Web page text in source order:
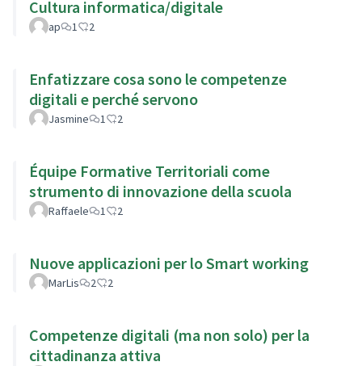
Cultura informatica/digitale
ap 1 2
Enfatizzare cosa sono le competenze
digitali e perché servono
Jasmine 1 2
Équipe Formative Territoriali come
strumento di innovazione della scuola
Raffaele 1 2
Nuove applicazioni per lo Smart working
MarLis 2 2
Competenze digitali (ma non solo) per la
cittadinanza attiva